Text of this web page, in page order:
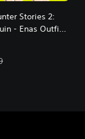
Stories 2:
- Enas Outfit:
3er-Paket
Pink)
€2,24